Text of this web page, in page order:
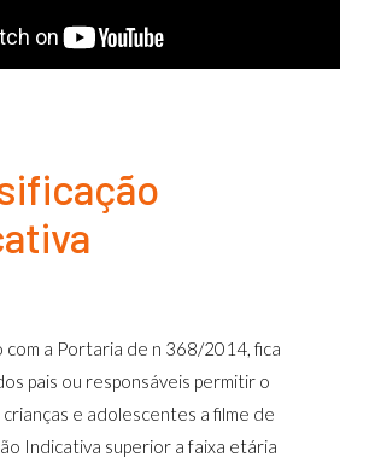
com a Portaria de n 368/2014, fica
pais ou responsáveis permitir o
e adolescentes a filme de
Indicativa superior a faixa etária